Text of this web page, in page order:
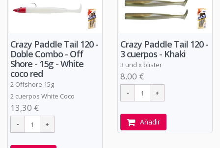
Crazy Paddle Tail 120 -
Doble Combo - Off
Shore - 15g - White
coco red
2 Offshore 15g
2 cuerpos White Coco
13,30 €
Crazy Paddle Tail 120 -
3 cuerpos - Khaki
3 und x blister
8,00 €
Añadir